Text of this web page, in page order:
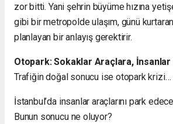
zor bitti. Yani şehrin büyüme hızına
gibi bir metropolde ulaşım, günü
planlayan bir anlayış gerektirir.
Otopark: Sokaklar Araçlara, İnsanlar
Trafiğin doğal sonucu ise otopark krizi…
İstanbul’da insanlar araçlarını park
Bunun sonucu ne oluyor?